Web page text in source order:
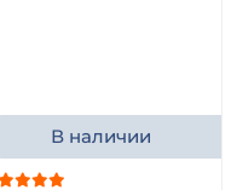
В наличии